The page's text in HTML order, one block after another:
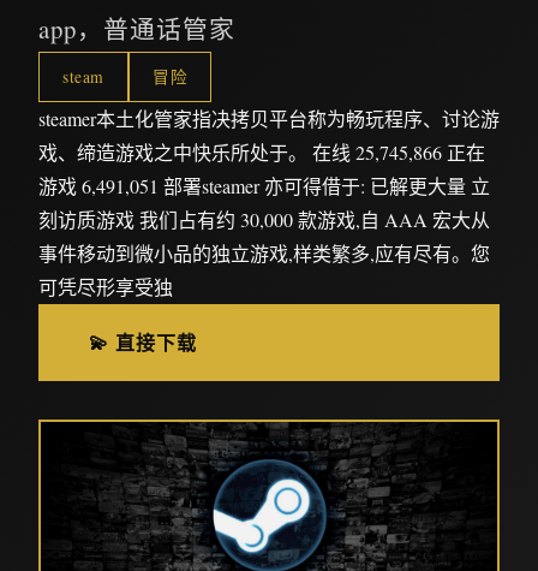
app，普通话管家
steam 冒险
steamer本土化管家指决拷贝平台称为畅玩程序、讨论游
戏、缔造游戏之中快乐所处于。 在线 25,745,866 正在
游戏 6,491,051 部署steamer 亦可得借于: 已解更大量 立
刻访质游戏 我们占有约 30,000 款游戏,自 AAA 宏大从
事件移动到微小品的独立游戏,样类繁多,应有尽有。您
可凭尽形享受独
💫 直接下载